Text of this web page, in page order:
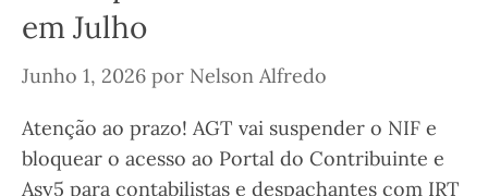
em Julho
Junho 1, 2026 por Nelson Alfredo
Atenção ao prazo! AGT vai suspender o NIF e
bloquear o acesso ao Portal do Contribuinte e
Asy5 para contabilistas e despachantes com IRT